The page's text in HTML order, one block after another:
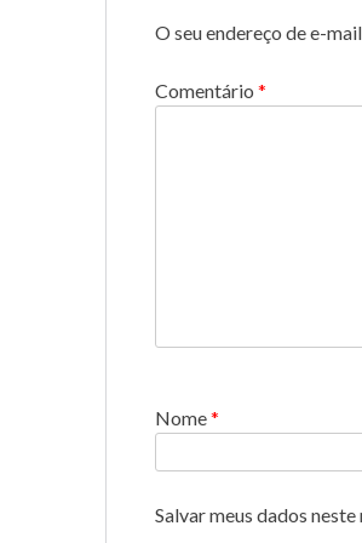
O seu endereço de e-
Comentário *
Nome*
Salvar meus dados